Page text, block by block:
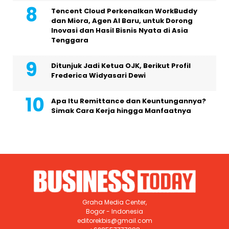
Tencent Cloud Perkenalkan WorkBuddy
dan Miora, Agen AI Baru, untuk Dorong
Inovasi dan Hasil Bisnis Nyata di Asia
Tenggara
Ditunjuk Jadi Ketua OJK, Berikut Profil
Frederica Widyasari Dewi
Apa Itu Remittance dan Keuntungannya?
Simak Cara Kerja hingga Manfaatnya
Graha Media Center,
Bogor - Indonesia
editorekbis@gmail.com